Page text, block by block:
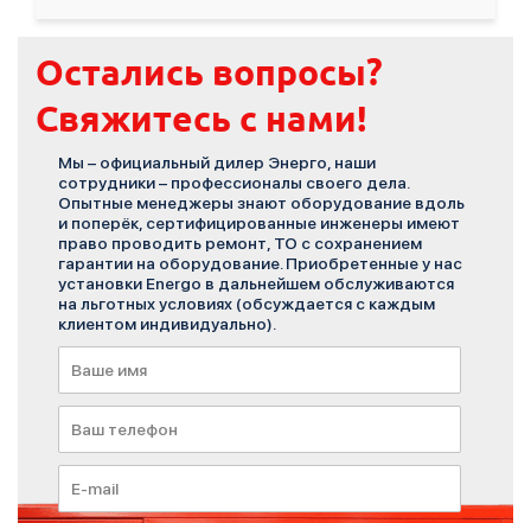
Остались вопросы?
Свяжитесь с нами!
Мы – официальный дилер Энерго, наши
сотрудники – профессионалы своего дела.
Опытные менеджеры знают оборудование вдоль
и поперёк, сертифицированные инженеры имеют
право проводить ремонт, ТО с сохранением
гарантии на оборудование. Приобретенные у нас
установки Energo в дальнейшем обслуживаются
на льготных условиях (обсуждается с каждым
клиентом индивидуально).